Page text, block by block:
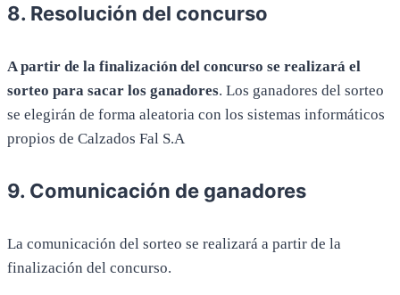
8. Resolución del concurso
A partir de la finalización del concurso se realizará el
sorteo para sacar los ganadores. Los ganadores del sorteo
se elegirán de forma aleatoria con los sistemas informáticos
propios de Calzados Fal S.A
9. Comunicación de ganadores
La comunicación del sorteo se realizará a partir de la
finalización del concurso.